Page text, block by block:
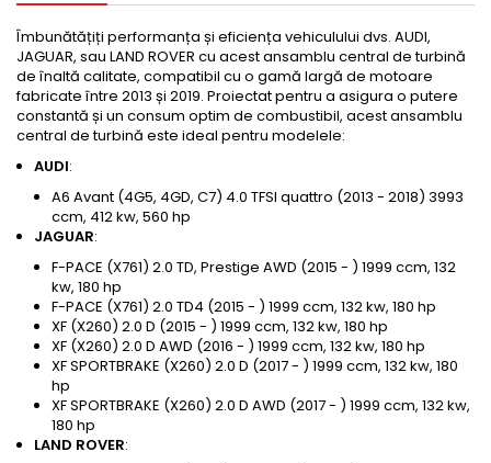
Îmbunătățiți performanța și eficiența vehiculului dvs. AUDI,
JAGUAR, sau LAND ROVER cu acest ansamblu central de turbină
de înaltă calitate, compatibil cu o gamă largă de motoare
fabricate între 2013 și 2019. Proiectat pentru a asigura o putere
constantă și un consum optim de combustibil, acest ansamblu
central de turbină este ideal pentru modelele:
AUDI:
A6 Avant (4G5, 4GD, C7) 4.0 TFSI quattro (2013 - 2018) 3993
ccm, 412 kw, 560 hp
JAGUAR:
F-PACE (X761) 2.0 TD, Prestige AWD (2015 - ) 1999 ccm, 132
kw, 180 hp
F-PACE (X761) 2.0 TD4 (2015 - ) 1999 ccm, 132 kw, 180 hp
XF (X260) 2.0 D (2015 - ) 1999 ccm, 132 kw, 180 hp
XF (X260) 2.0 D AWD (2016 - ) 1999 ccm, 132 kw, 180 hp
XF SPORTBRAKE (X260) 2.0 D (2017 - ) 1999 ccm, 132 kw, 180
hp
XF SPORTBRAKE (X260) 2.0 D AWD (2017 - ) 1999 ccm, 132 kw,
180 hp
LAND ROVER: